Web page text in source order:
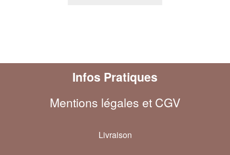
Infos Pratiques
Mentions légales et CGV
Livraison